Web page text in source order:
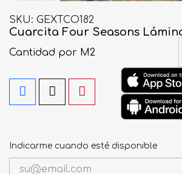
SKU GEXTCO182
Cuarcita Four Seasons
Cantidad por M2
Indicarme cuando esté disponible